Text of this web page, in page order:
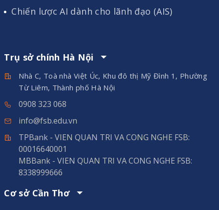
Chiến lược AI dành cho lãnh đạo (AIS)
Trụ sở chính Hà Nội
Nhà C, Toà nhà Việt Úc, Khu đô thị Mỹ Đình 1, Phường
Từ Liêm, Thành phố Hà Nội
0908 323 068
info@fsb.edu.vn
TPBank - VIEN QUAN TRI VA CONG NGHE FSB:
00016640001
MBBank - VIEN QUAN TRI VA CONG NGHE FSB:
8338999666
Cơ sở Cần Thơ